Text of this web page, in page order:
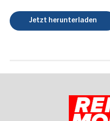
Jetzt herunterladen